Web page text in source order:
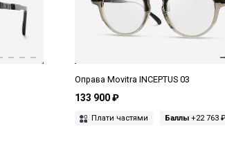
Оправа Movitra INCEPTUS 03
133 900 ₽
Плати частями Баллы +22 763 ₽